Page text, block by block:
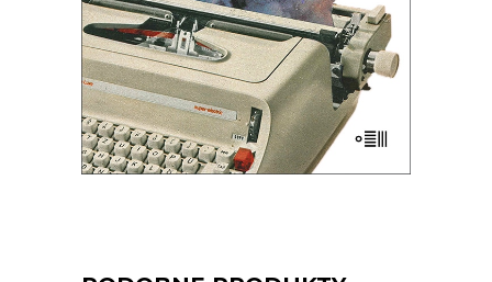
E-BOOK DO KOSZYKA
55.00zł 35.75zł
KSIĄŻKA DO KOSZYKA